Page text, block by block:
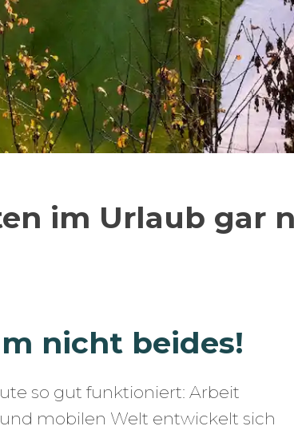
im Urlaub gar
nicht beides!
so gut funktioniert: Arbeit
mobilen Welt entwickelt sich